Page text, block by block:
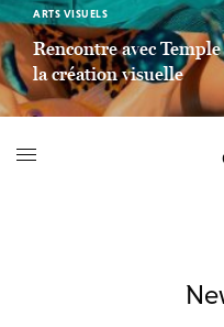
ARTS VISUELS
Rencontre avec
la création visuelle